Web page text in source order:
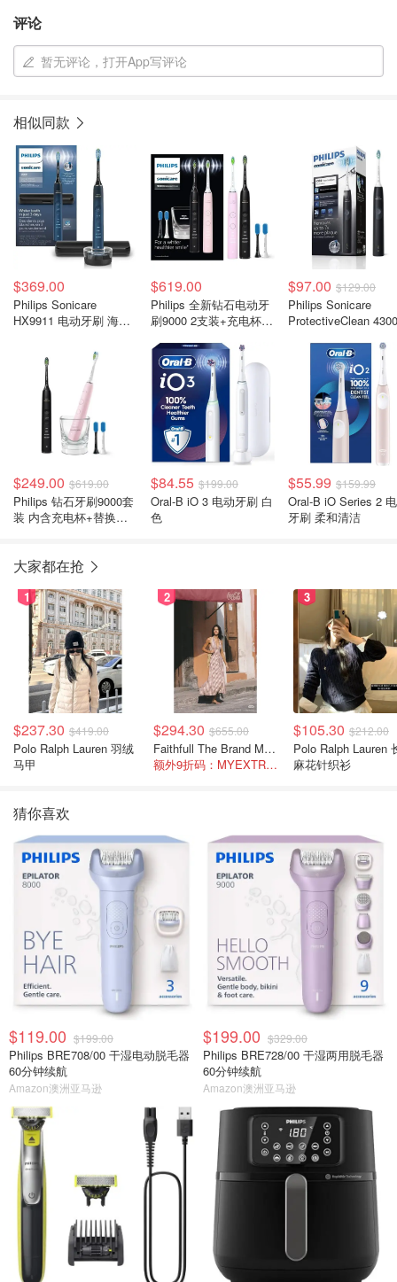
评论
暂无评论，打开App写评论
相似同款
$369.00
Philips Sonicare
HX9911 电动牙刷 海军
$619.00
Philips 全新钻石电动牙
刷9000 2支装+充电杯
$97.00 $129.00
Philips Sonicare
ProtectiveClean 4300
$249.00 $619.00
Philips 钻石牙刷9000套
装 内含充电杯+替换刷
$84.55 $199.00
Oral-B iO 3 电动牙刷 白
色
$55.99 $159.99
Oral-B iO Series 2
牙刷 柔和清洁
大家都在抢
1
$237.30 $419.00
Polo Ralph Lauren 羽绒
马甲
2
$294.30 $655.00
Faithfull The Brand Marais 格纹亚麻吊带中长连衣裙
额外9折码：MYEXTRA10
3
$105.30 $212.00
Polo Ralph Lauren 长袖
麻花针织衫
猜你喜欢
$119.00 $199.00
Philips BRE708/00 干湿电动脱毛器
60分钟续航
Amazon澳洲亚马逊
$199.00 $329.00
Philips BRE728/00 干湿两用脱毛器
60分钟续航
Amazon澳洲亚马逊